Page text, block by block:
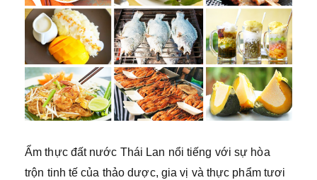
Ẩm thực đất nước Thái Lan nổi tiếng với sự hòa
trộn tinh tế của thảo dược, gia vị và thực phẩm tươi